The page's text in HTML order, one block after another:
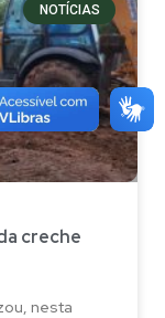
NOTÍCIAS
creche
nesta